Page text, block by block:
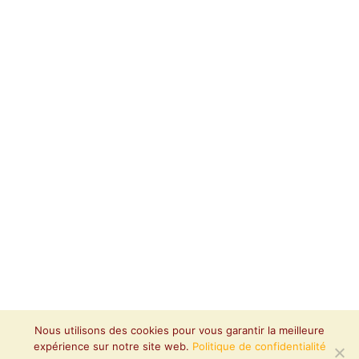
Nous utilisons des cookies pour vous garantir la meilleure
expérience sur notre site web. Politique de confidentialité